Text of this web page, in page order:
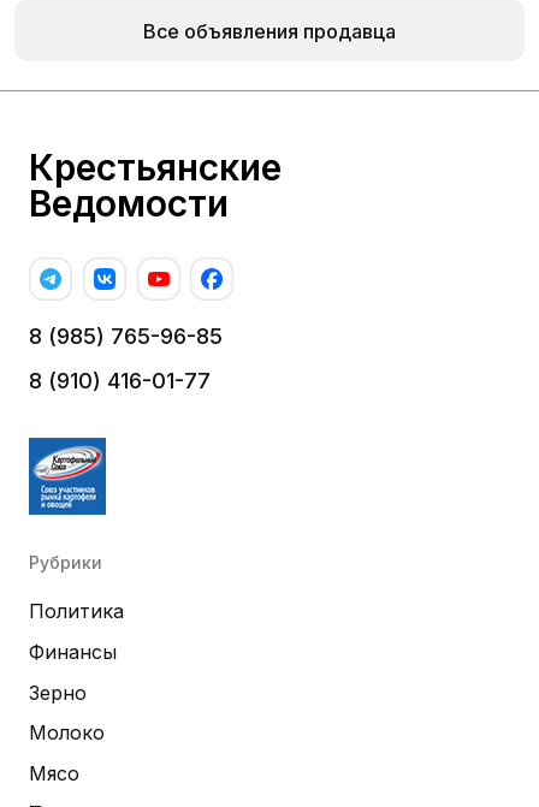
Все объявления продавца
Крестьянские
Ведомости
8 (985) 765-96-85
8 (910) 416-01-77
Рубрики
Политика
Финансы
Зерно
Молоко
Мясо